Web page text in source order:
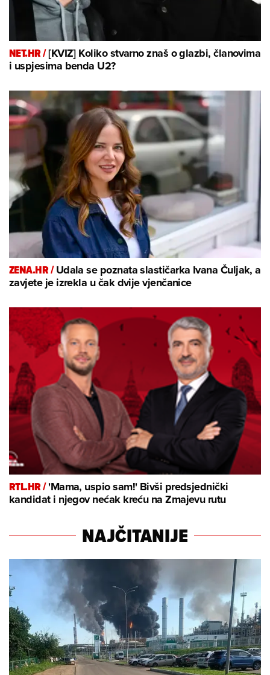
NET.HR /[KVIZ] Koliko stvarno znaš o glazbi, članovima
i uspjesima benda U2?
ZENA.HR /Udala se poznata slastičarka Ivana Čuljak, a
zavjete je izrekla u čak dvije vjenčanice
RTL.HR /'Mama, uspio sam!' Bivši predsjednički
kandidat i njegov nećak kreću na Zmajevu rutu
NAJČITANIJE